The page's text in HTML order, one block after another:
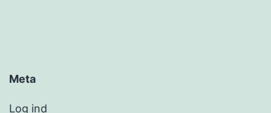
Meta
Log ind